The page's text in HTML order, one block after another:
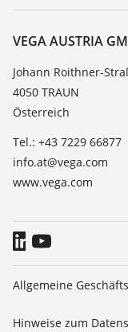
TeamViewer
Karriere
Über VEGA
Kontakt
News
Presse
Blog
VEGA AUSTRIA
Johann Roithner-
4050 TRAUN
Österreich
Tel.: +43 7229 66877
info.at@vega.com
www.vega.com
Allgemeine
Hinweise zum